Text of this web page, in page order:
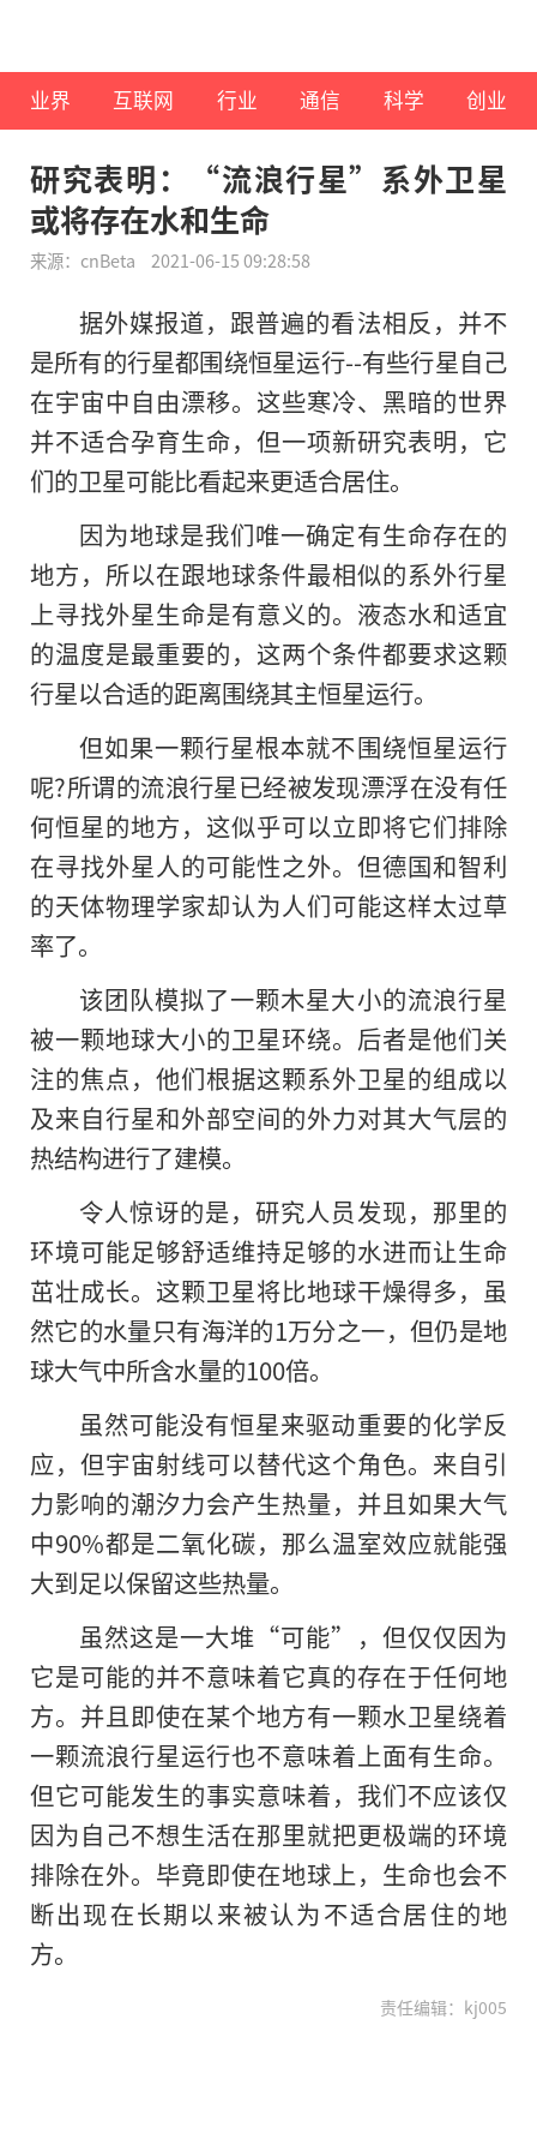
业界 互联网 行业 通信 科学 创业
研究表明：“流浪行星”系外卫星
或将存在水和生命
来源：cnBeta 2021-06-15 09:28:58
据外媒报道，跟普遍的看法相反，并不
是所有的行星都围绕恒星运行--有些行星自己
在宇宙中自由漂移。这些寒冷、黑暗的世界
并不适合孕育生命，但一项新研究表明，它
们的卫星可能比看起来更适合居住。
因为地球是我们唯一确定有生命存在的
地方，所以在跟地球条件最相似的系外行星
上寻找外星生命是有意义的。液态水和适宜
的温度是最重要的，这两个条件都要求这颗
行星以合适的距离围绕其主恒星运行。
但如果一颗行星根本就不围绕恒星运行
呢?所谓的流浪行星已经被发现漂浮在没有任
何恒星的地方，这似乎可以立即将它们排除
在寻找外星人的可能性之外。但德国和智利
的天体物理学家却认为人们可能这样太过草
率了。
该团队模拟了一颗木星大小的流浪行星
被一颗地球大小的卫星环绕。后者是他们关
注的焦点，他们根据这颗系外卫星的组成以
及来自行星和外部空间的外力对其大气层的
热结构进行了建模。
令人惊讶的是，研究人员发现，那里的
环境可能足够舒适维持足够的水进而让生命
茁壮成长。这颗卫星将比地球干燥得多，虽
然它的水量只有海洋的1万分之一，但仍是地
球大气中所含水量的100倍。
虽然可能没有恒星来驱动重要的化学反
应，但宇宙射线可以替代这个角色。来自引
力影响的潮汐力会产生热量，并且如果大气
中90%都是二氧化碳，那么温室效应就能强
大到足以保留这些热量。
虽然这是一大堆“可能”，但仅仅因为
它是可能的并不意味着它真的存在于任何地
方。并且即使在某个地方有一颗水卫星绕着
一颗流浪行星运行也不意味着上面有生命。
但它可能发生的事实意味着，我们不应该仅
因为自己不想生活在那里就把更极端的环境
排除在外。毕竟即使在地球上，生命也会不
断出现在长期以来被认为不适合居住的地
方。
责任编辑：kj005